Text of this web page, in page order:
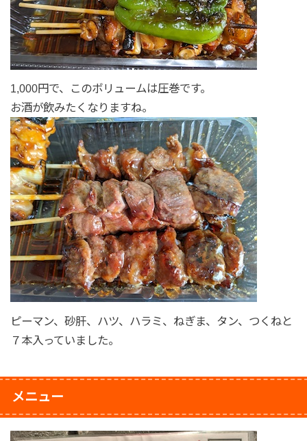
1,000円で、このボリュームは圧巻です。
お酒が飲みたくなりますね。
ピーマン、砂肝、ハツ、ハラミ、ねぎま、タン、つくねと
７本入っていました。
メニュー